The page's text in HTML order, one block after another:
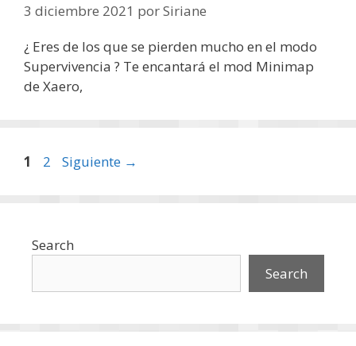
3 diciembre 2021 porSiriane
¿ Eres de los que se pierden mucho en el modo
Supervivencia ? Te encantará el mod Minimap
de Xaero,
Página
1 Página
2 Siguiente →
Search
Search